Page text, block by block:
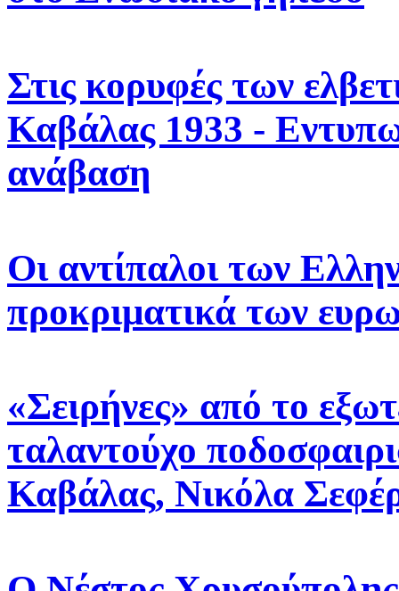
Στις κορυφές των
Καβάλας 1933 -
ανάβαση
Οι αντίπαλοι των
προκριματικά των
«Σειρήνες» από το
ταλαντούχο
Καβάλας, Νικόλα